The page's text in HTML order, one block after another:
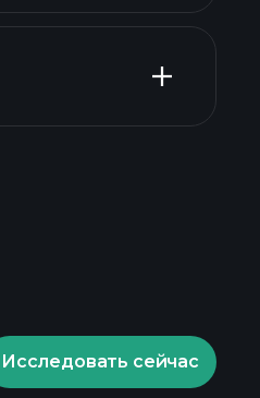
Исследовать сейчас